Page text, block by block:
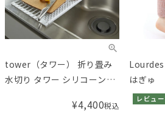
tower（タワー） 折り畳み
水切り タワー シリコーント
¥4,400税込
Lourdes
はぎゅ
レビュ